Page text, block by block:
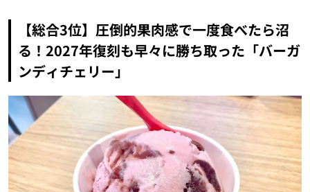
【総合3位】圧倒的果肉感で一度食べたら沼
る！2027年復刻も早々に勝ち取った「バーガ
ンディチェリー」